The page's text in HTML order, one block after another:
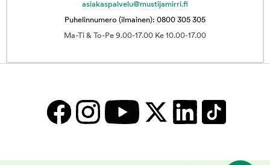
asiakaspalvelu@mustijamirri.fi
Puhelinnumero (ilmainen): 0800 305 305
Ma-Ti & To-Pe 9.00-17.00 Ke 10.00-17.00